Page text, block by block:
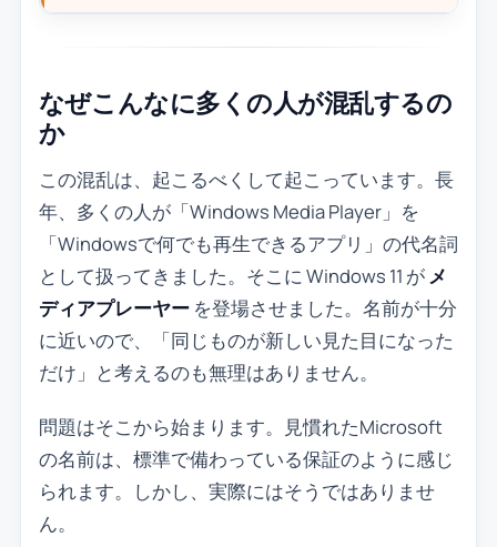
なぜこんなに多くの人が混乱するの
か
この混乱は、起こるべくして起こっています。長
年、多くの人が「Windows Media Player」を
「Windowsで何でも再生できるアプリ」の代名詞
として扱ってきました。そこに Windows 11 がメ
ディアプレーヤーを登場させました。名前が十分
に近いので、「同じものが新しい見た目になった
だけ」と考えるのも無理はありません。
問題はそこから始まります。見慣れたMicrosoft
の名前は、標準で備わっている保証のように感じ
られます。しかし、実際にはそうではありませ
ん。